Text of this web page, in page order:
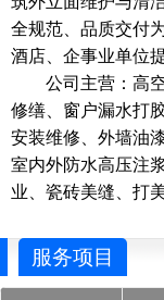
全规范、品质交付
酒店、企事业单位
公司主营：高空
修缮、窗户漏水打
安装维修、外墙油
室内外防水高压注
业、瓷砖美缝、打
服务项目